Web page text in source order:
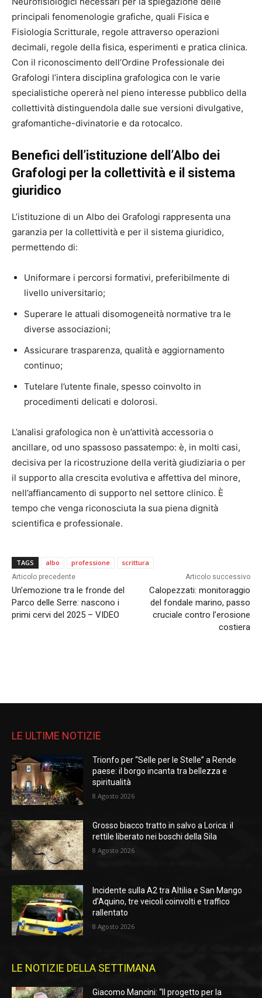
principali fenomenologie grafiche, quali Fisica e
Fisiologia Scritturale, regole attraverso operazioni
decimali, regole della fisica, esperimenti e pratica clinica.
Con il riconoscimento dell’Ordine Professionale dei
Grafologi l’intera disciplina grafologica con le varie
specialistiche opererà nel pieno interesse pubblico della
collettività distinguendola dalle sue versioni divulgative,
grafomantiche-divinatorie e da rotocalco.
Benefici dell’istituzione dell’Albo dei
Grafologi per la collettività e il sistema
giuridico
L’istituzione di un Albo dei Grafologi rappresenta una
garanzia per la collettività e per il sistema giuridico,
permettendo di:
Uniformare i percorsi formativi, preferibilmente di
livello universitario;
Superare le attuali disomogeneità normative tra le
diverse associazioni;
Assicurare trasparenza, qualità e aggiornamento
continuo;
Tutelare l’utente finale, spesso coinvolto in
procedimenti delicati e dolorosi.
L’analisi grafologica non è un’attività accessoria o
ancillare, od uno spassoso passatempo: è, in molti casi,
decisiva per la ricostruzione della verità giudiziaria o per
il supporto alla crescita evolutiva e affettiva del minore,
nell’affiancamento di supporto nel settore clinico. È
tempo che venga riconosciuta la sua piena dignità
scientifica e professionale.
TAGS albo professione scrittura
Articolo precedente
Un’emozione tra le fronde del
Parco delle Serre: nascono i
primi cervi del 2025 – VIDEO
Articolo successivo
Calopezzati: monitoraggio
del fondale marino, passo
cruciale contro l’erosione
costiera
LE ULTIME NOTIZIE
Trionfo per “Selle per le Stelle” a Rende
paese: il borgo incanta tra bellezza e
spiritualità
8 Agosto 2026
Grosso biacco tratto in salvo a Lorica: il
rettile liberato nei boschi della Sila
8 Agosto 2026
Incidente sulla A2 tra Altilia e San Mango
d’Aquino, tre veicoli coinvolti e traffico
rallentato
8 Agosto 2026
LE NOTIZIE DELLA SETTIMANA
Giacomo Mancini: “Il progetto per la